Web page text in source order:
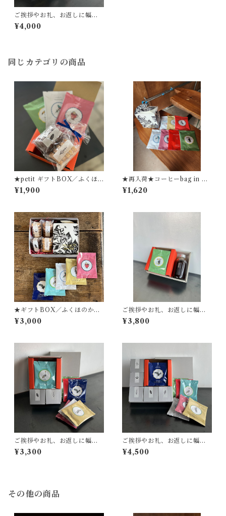
ご挨拶やお礼、お返しに幅広
くお選びいただいています。
『キノシタショウテンのギフ
¥4,000
同じカテゴリの商品
★petit ギフトBOX／ふくほ
のかのクッキー＆コーヒーbag
★
¥1,900
★再入荷★コーヒーbag in 鳥
さんBOX★【７pc入り】
¥1,620
★ギフトBOX／ふくほのかの
クッキー＆コーヒーbag★
¥3,000
ご挨拶やお礼、お返しに幅広
くお選びいただいています。
『キノシタショウテンのギフ
¥3,800
ご挨拶やお礼、お返しに幅広
くお選びいただいています。
『キノシタショウテンのギフ
¥3,300
ご挨拶やお礼、お返しに幅広
くお選びいただいています。
『キノシタショウテンのギフ
¥4,500
その他の商品